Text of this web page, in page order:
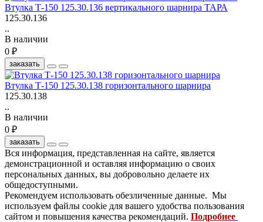
Втулка Т-150 125.30.136 вертикального шарнира ТАРА
125.30.136
..
В наличии
0 ₽
заказать
Втулка Т-150 125.30.138 горизонтального шарнира
125.30.138
..
В наличии
0 ₽
заказать
Вся информация, представленная на сайте, является
демонстрационной и оставляя информацию о своих
персональных данных, вы добровольно делаете их
общедоступными.
Рекомендуем использовать обезличенные данные. Мы
используем файлы cookie для вашего удобства пользования
сайтом и повышения качества рекомендаций. Подробнее